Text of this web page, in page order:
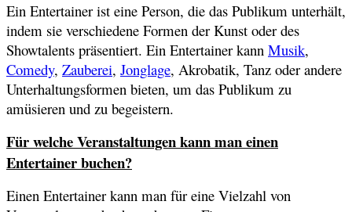
Ein Entertainer ist eine Person, die das Publikum unterhält,
indem sie verschiedene Formen der Kunst oder des
Showtalents präsentiert. Ein Entertainer kann Musik,
Comedy, Zauberei, Jonglage, Akrobatik, Tanz oder andere
Unterhaltungsformen bieten, um das Publikum zu
amüsieren und zu begeistern.
Für welche Veranstaltungen kann man einen
Entertainer buchen?
Einen Entertainer kann man für eine Vielzahl von